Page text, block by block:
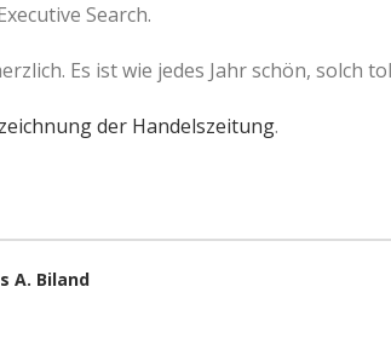
Search.
Es ist wie jedes Jahr schön, solch
der Handelszeitung.
A. Biland